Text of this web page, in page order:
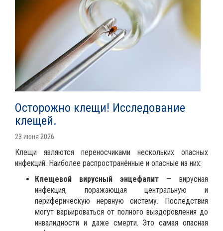
Осторожно клещи! Исследование
клещей.
23 июня 2026
Клещи являются переносчиками нескольких опасных
инфекций. Наиболее распространённые и опасные из них:
Клещевой вирусный энцефалит — вирусная
инфекция, поражающая центральную и
периферическую нервную систему. Последствия
могут варьироваться от полного выздоровления до
инвалидности и даже смерти. Это самая опасная